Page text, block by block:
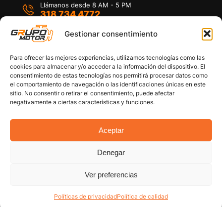
Gestionar consentimiento
Para ofrecer las mejores experiencias, utilizamos tecnologías como las
cookies para almacenar y/o acceder a la información del dispositivo. El
consentimiento de estas tecnologías nos permitirá procesar datos como
el comportamiento de navegación o las identificaciones únicas en este
sitio. No consentir o retirar el consentimiento, puede afectar
negativamente a ciertas características y funciones.
Aceptar
Denegar
Ver preferencias
Políticas de privacidadPolítica de calidad
Llámanos desde 8 AM - 5 PM
318 734 4772
Por medio de WhatsApp
Copyright © 2026 Grupo Motor S.A.S. Todos los
Políticas de privacidad
Política de devoluciones y/o reembolsos
Términos y Condiciones